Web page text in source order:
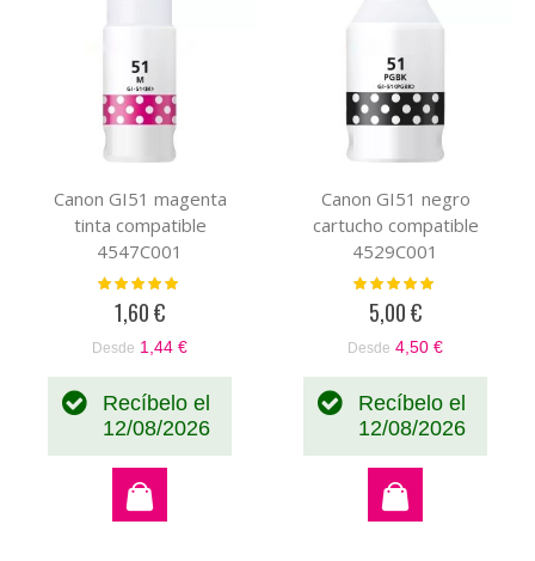
Canon GI51 magenta
tinta compatible
4547C001
Valoración:
1,60 €
Desde 1,44 €
Recíbelo el
12/08/2026
Canon GI51 negro
cartucho compatible
4529C001
Valoración:
5,00 €
Desde 4,50 €
Recíbelo el
12/08/2026